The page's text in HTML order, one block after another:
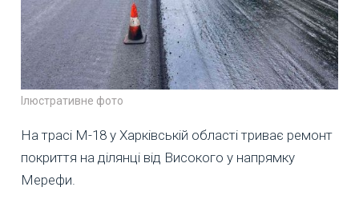
Ілюстративне фото
На трасі М-18 у Харківській області триває ремонт
покриття на ділянці від Високого у напрямку
Мерефи.